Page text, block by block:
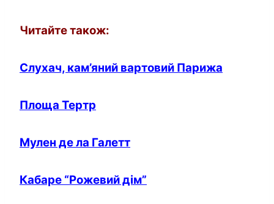
Читайте також:
Слухач, кам’яний вартовий Парижа
Площа Тертр
Мулен де ла Галетт
Кабаре “Рожевий дім”